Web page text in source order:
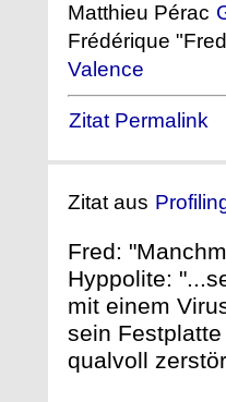
Matthieu Pérac
Frédérique
Valence
Zitat Permalink
Zitat aus
Fred:
Hyppolite:
mit einem
sein
qualvoll